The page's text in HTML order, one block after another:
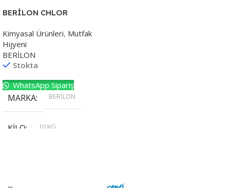
BERİLON CHLOR
Kimyasal Ürünleri, Mutfak
Hijyeni
BERİLON
Stokta
WhatsApp Sipariş
MARKA BERİLON
KILO
10 KG